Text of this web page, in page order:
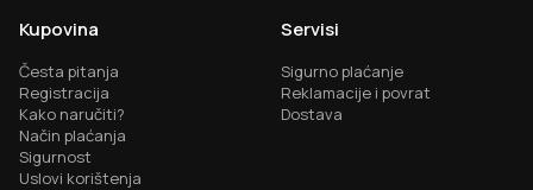
Kupovina
Česta pitanja
Registracija
Kako naručiti?
Način plaćanja
Sigurnost
Uslovi korištenja
Servisi
Sigurno plaćanje
Reklamacije i povrat
Dostava